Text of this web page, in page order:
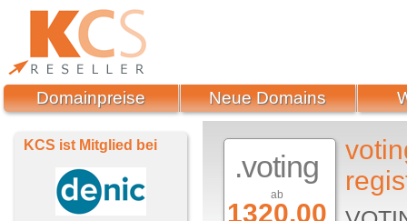
.voting
ab
1320,00
KCS ist Mitglied bei
Domainpreise Neue Domains